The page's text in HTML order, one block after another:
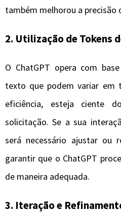
também melhorou a precisão
2. Utilização de Tokens
O ChatGPT opera com
texto que podem variar em
eficiência, esteja ciente
solicitação. Se a sua
será necessário ajustar ou
garantir que o ChatGPT
de maneira adequada.
3. Iteração e